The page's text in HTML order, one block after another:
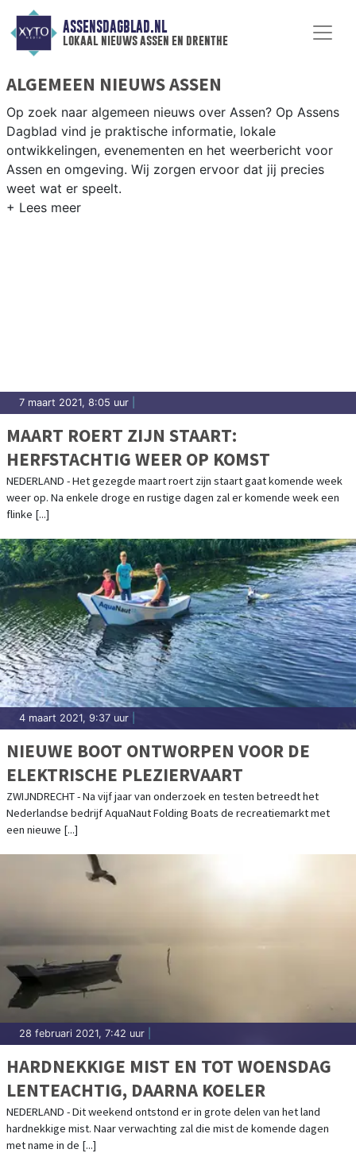
ASSENSDAGBLAD.NL
lokaal nieuws assen en drenthe
ALGEMEEN NIEUWS ASSEN
Op zoek naar algemeen nieuws over Assen? Op Assens
Dagblad vind je praktische informatie, lokale
ontwikkelingen, evenementen en het weerbericht voor
Assen en omgeving. Wij zorgen ervoor dat jij precies
weet wat er speelt.
7 maart 2021, 8:05 uur
MAART ROERT ZIJN STAART:
HERFSTACHTIG WEER OP KOMST
NEDERLAND - Het gezegde maart roert zijn staart gaat komende week
weer op. Na enkele droge en rustige dagen zal er komende week een
flinke [...]
4 maart 2021, 9:37 uur
NIEUWE BOOT ONTWORPEN VOOR DE
ELEKTRISCHE PLEZIERVAART
ZWIJNDRECHT - Na vijf jaar van onderzoek en testen betreedt het
Nederlandse bedrijf AquaNaut Folding Boats de recreatiemarkt met
een nieuwe [...]
28 februari 2021, 7:42 uur
HARDNEKKIGE MIST EN TOT WOENSDAG
LENTEACHTIG, DAARNA KOELER
NEDERLAND - Dit weekend ontstond er in grote delen van het land
hardnekkige mist. Naar verwachting zal die mist de komende dagen
met name in de [...]